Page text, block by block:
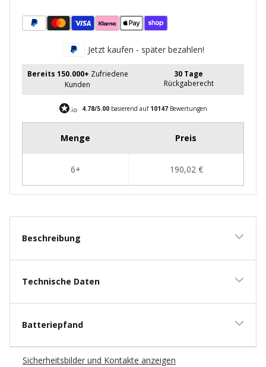
Jetzt kaufen - später bezahlen!
Bereits 150.000+ Zufriedene
Kunden
30 Tage
Rückgaberecht
4.78/5.00basierend auf 10147Bewertungen
Beschreibung
Technische Daten
Batteriepfand
Sicherheitsbilder und Kontakte anzeigen